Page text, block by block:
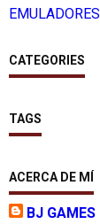
EMULADORES
CATEGORIES
TAGS
ACERCA DE MÍ
BJ GAMES